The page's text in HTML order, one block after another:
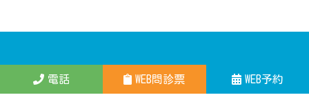
いわも
電話 WEB問診票 WEB予約